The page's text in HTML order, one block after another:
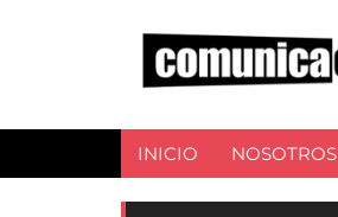
INICIO NOSOTROS